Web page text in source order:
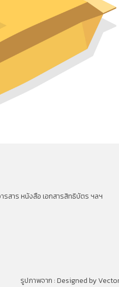
รสาร หนังสือ เอกสารสิทธิบัตร ฯลฯ
รูปภาพจาก :Designed by